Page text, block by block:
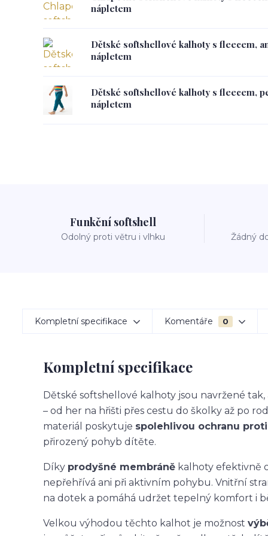
nápletem
Dětské softshellové kalhoty s fleecem,
nápletem
Dětské softshellové kalhoty s fleecem,
nápletem
Funkční softshell
Odolný proti větru i vlhku Žádný
Kompletní specifikace Komentáře 0
Kompletní specifikace
Dětské softshellové kalhoty jsou navržené
– od her na hřišti přes cestu do školky až po
materiál poskytuje spolehlivou ochranu
přirozený pohyb dítěte.
Díky prodyšné membráně kalhoty efektivně
nepřehřívá ani při aktivním pohybu. Vnitřní
na dotek a pomáhá udržet tepelný komfort i
Velkou výhodou těchto kalhot je možnost